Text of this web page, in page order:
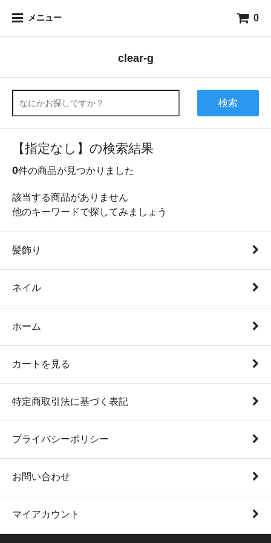
メニュー 0
clear-g
検索
【指定なし】の検索結果
0件の商品が見つかりました
該当する商品がありません
他のキーワードで探してみましょう
髪飾り
ネイル
ホーム
カートを見る
特定商取引法に基づく表記
プライバシーポリシー
お問い合わせ
マイアカウント